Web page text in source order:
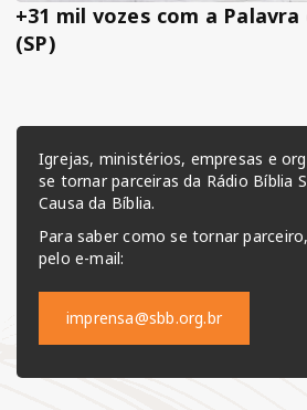
+31 mil vozes com a Palavra
(SP)
Igrejas, ministérios, empresas e
se tornar parceiras da Rádio Bíblia
Causa da Bíblia.
Para saber como se tornar
pelo e-mail:
imprensa@sbb.org.br